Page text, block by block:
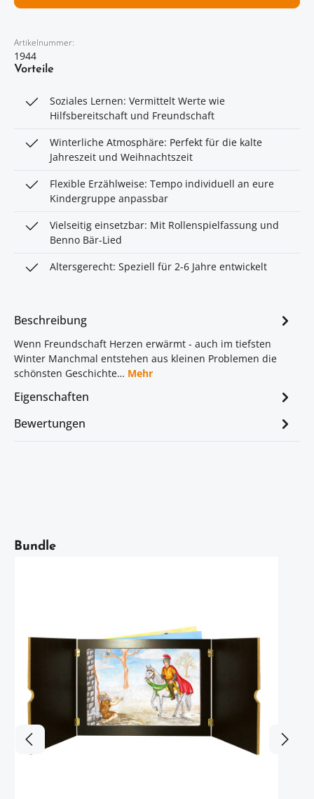
Artikelnummer:
1944
Vorteile
Soziales Lernen: Vermittelt Werte wie
Hilfsbereitschaft und Freundschaft
Winterliche Atmosphäre: Perfekt für die kalte
Jahreszeit und Weihnachtszeit
Flexible Erzählweise: Tempo individuell an eure
Kindergruppe anpassbar
Vielseitig einsetzbar: Mit Rollenspielfassung und
Benno Bär-Lied
Altersgerecht: Speziell für 2-6 Jahre entwickelt
Beschreibung
Wenn Freundschaft Herzen erwärmt - auch im tiefsten
Winter Manchmal entstehen aus kleinen Problemen die
schönsten Geschichte… Mehr
Eigenschaften
Bewertungen
Artikelgalerie überspringen
Bundle